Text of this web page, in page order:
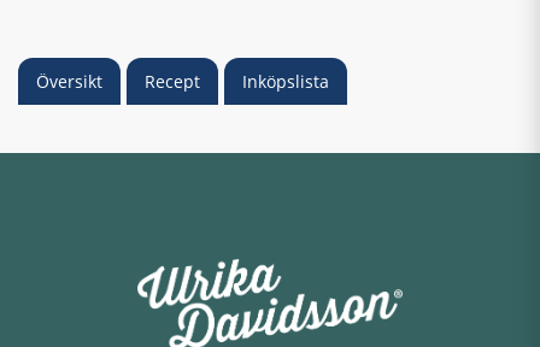
Översikt Recept Inköpslista